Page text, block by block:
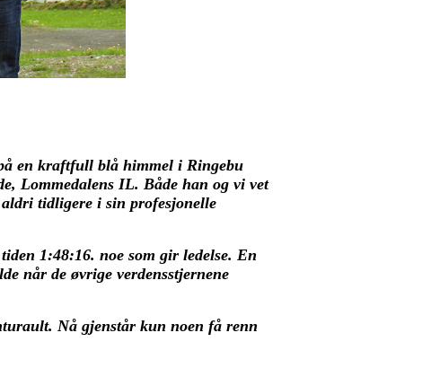
en kraftfull blå himmel i Ringebu
Lommedalens IL. Både han og vi vet
aldri tidligere i sin profesjonelle
1:48:16. noe som gir ledelse. En
når de øvrige verdensstjernene
Nå gjenstår kun noen få renn